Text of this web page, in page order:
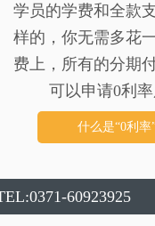
学员的学费和全款
样的，你无需多花
费上，所有的分期
可以申请0利
什么是“0利率
60923925